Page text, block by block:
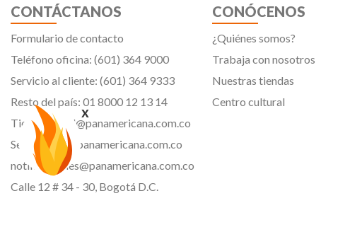
x
CONTÁCTANOS
Formulario de contacto
Teléfono oficina: (601) 364 9000
Servicio al cliente: (601) 364 9333
Resto del país: 01 8000 12 13 14
Tiendavirtual@panamericana.com.co
Servicliente@panamericana.com.co
notificaciones@panamericana.com.co
Calle 12 # 34 - 30, Bogotá D.C.
CONÓCENOS
¿Quiénes somos?
Trabaja con nosotros
Nuestras tiendas
Centro cultural